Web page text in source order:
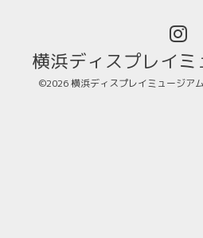
横浜ディスプレイ
©2026横浜ディスプレイミュージア